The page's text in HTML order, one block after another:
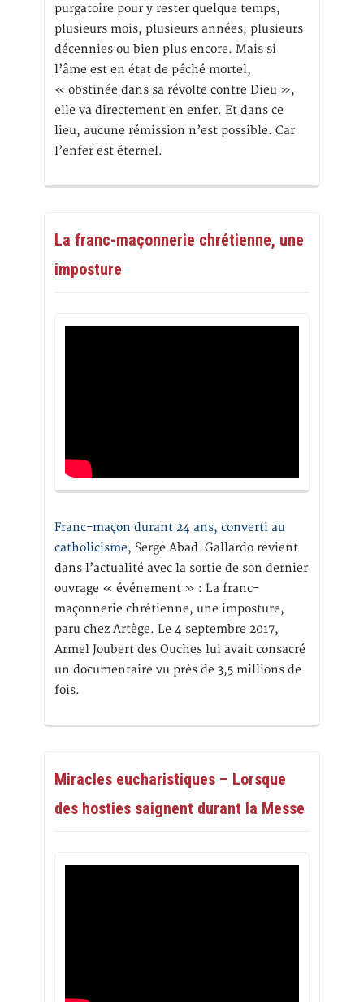
purgatoire pour y rester quelque temps,
plusieurs mois, plusieurs années, plusieurs
décennies ou bien plus encore. Mais si
l’âme est en état de péché mortel,
« obstinée dans sa révolte contre Dieu »,
elle va directement en enfer. Et dans ce
lieu, aucune rémission n’est possible. Car
l’enfer est éternel.
La franc-maçonnerie chrétienne, une
imposture
Franc-maçon durant 24 ans, converti au
catholicisme, Serge Abad-Gallardo revient
dans l’actualité avec la sortie de son dernier
ouvrage « événement » : La franc-
maçonnerie chrétienne, une imposture,
paru chez Artège. Le 4 septembre 2017,
Armel Joubert des Ouches lui avait consacré
un documentaire vu près de 3,5 millions de
fois.
Miracles eucharistiques – Lorsque
des hosties saignent durant la Messe